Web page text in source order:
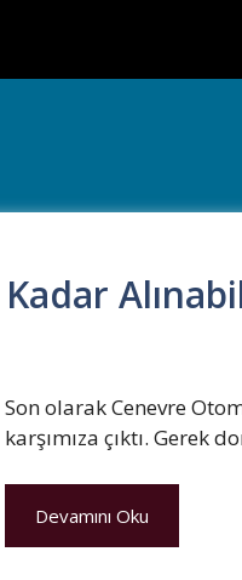
Son olarak Cenevre
karşımıza çıktı. Gerek
Devamını Oku